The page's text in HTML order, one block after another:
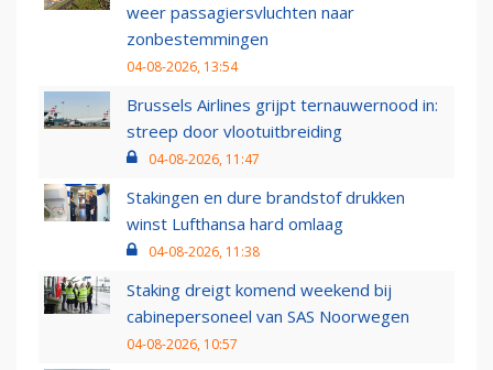
weer passagiersvluchten naar
zonbestemmingen
04-08-2026, 13:54
Brussels Airlines grijpt ternauwernood in:
streep door vlootuitbreiding
04-08-2026, 11:47
Stakingen en dure brandstof drukken
winst Lufthansa hard omlaag
04-08-2026, 11:38
Staking dreigt komend weekend bij
cabinepersoneel van SAS Noorwegen
04-08-2026, 10:57